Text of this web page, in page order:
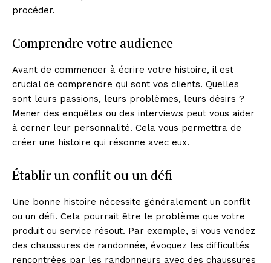
procéder.
Comprendre votre audience
Avant de commencer à écrire votre histoire, il est
crucial de comprendre qui sont vos clients. Quelles
sont leurs passions, leurs problèmes, leurs désirs ?
Mener des enquêtes ou des interviews peut vous aider
à cerner leur personnalité. Cela vous permettra de
créer une histoire qui résonne avec eux.
Établir un conflit ou un défi
Une bonne histoire nécessite généralement un conflit
ou un défi. Cela pourrait être le problème que votre
produit ou service résout. Par exemple, si vous vendez
des chaussures de randonnée, évoquez les difficultés
rencontrées par les randonneurs avec des chaussures